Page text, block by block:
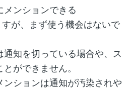
メンションできる
すが、まず使う機会はないで
知を切っている場合や、ス
ができません。
ンションは通知が汚染されや